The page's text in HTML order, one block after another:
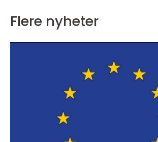
Flere nyheter